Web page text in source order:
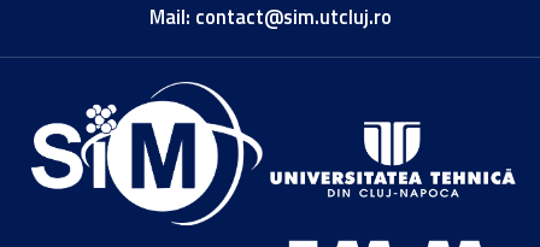
Mail: contact@sim.utcluj.ro